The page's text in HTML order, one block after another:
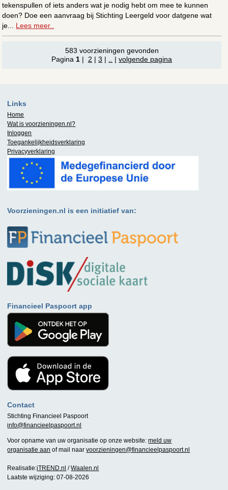
tekenspullen of iets anders wat je nodig hebt om mee te kunnen
doen? Doe een aanvraag bij Stichting Leergeld voor datgene wat
je... Lees meer..
583 voorzieningen gevonden
Pagina 1 | 2 |3 | |volgende pagina
Links
Home
Wat is voorzieningen.nl?
Inloggen
Toegankelijkheidsverklaring
Privacyverklaring
Voorzieningen.nl is een initiatief van:
Financieel Paspoort app
Contact
Stichting Financieel Paspoort
info@financieelpaspoort.nl
Voor opname van uw organisatie op onze website:meld uw
organisatie aan of mail naarvoorzieningen@financieelpaspoort.nl
Realisatie:iTREND.nl /Waalen.nl
Laatste wijziging: 07-08-2026